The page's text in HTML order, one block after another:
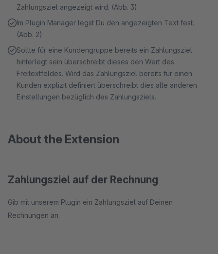
Zahlungsziel angezeigt wird. (Abb. 3)
Im Plugin Manager legst Du den angezeigten Text fest.
(Abb. 2)
Sollte für eine Kundengruppe bereits ein Zahlungsziel
hinterlegt sein überschreibt dieses den Wert des
Freitextfeldes. Wird das Zahlungsziel bereits für einen
Kunden explizit definiert überschreibt dies alle anderen
Einstellungen bezüglich des Zahlungsziels.
About the Extension
Zahlungsziel auf der Rechnung
Gib mit unserem Plugin ein Zahlungsziel auf Deinen
Rechnungen an.